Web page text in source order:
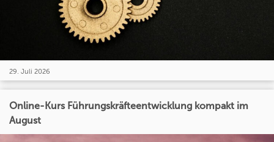
29. Juli 2026
Online-Kurs Führungskräfteentwicklung kompakt im
August